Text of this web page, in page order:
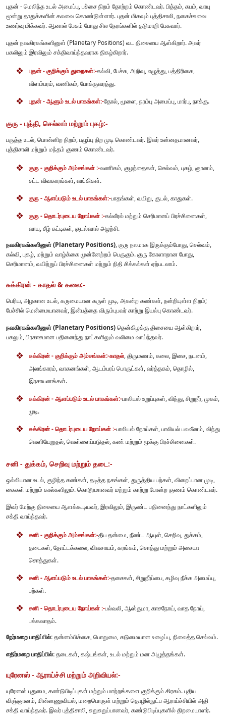
புதன் - மெலிந்த உடல் அமைப்பு, பச்சை நிறம் தோற்றம் கொண்டவர். பித்தம், கபம், வாயு
மூன்று தாதுக்களின் கலவை கொண்டுள்ளார். புதன் மிகவும் புத்திசாலி, நகைச்சுவை
உணர்வு மிக்கவர். ஆனால் பேசும் போது சில நேரங்களில் தடுமாறி பேசுவார்.
புதன் நவகிரகங்களினுள் (Planetary Positions) வட திசையை ஆள்கிறார். அவர்
பகலிலும் இரவிலும் சக்திவாய்ந்தவராக திகழ்கிறார்.
புதன் - குறிக்கும் துறைகள்:-கல்வி, பேச்சு, அறிவு, எழுத்து, பத்திரிகை,
விளம்பரம், வணிகம், போக்குவரத்து.
புதன் - ஆளும் உடல் பாகங்கள்:-தோல், மூளை, நரம்பு அமைப்பு, மார்பு, நாக்கு.
குரு - புத்தி, செல்வம் மற்றும் புகழ்:-
பருத்த உடல், பொன்னிற நிறம், பழுப்பு நிற முடி கொண்டவர். இவர் உன்னதமானவர்,
புத்திசாலி மற்றும் மந்தம் குணம் கொண்டவர்.
குரு - குறிக்கும் அம்சங்கள் :-வணிகம், குழந்தைகள், செல்வம், புகழ், ஞானம்,
சட்ட விவகாரங்கள், வங்கிகள்.
குரு - ஆளப்படும் உடல் பாகங்கள்:-பாதங்கள், வயிறு, குடல், காதுகள்.
குரு - தொடர்புடைய நோய்கள் :-கல்லீரல் மற்றும் செரிமானப் பிரச்சினைகள்,
வாயு, சீழ் கட்டிகள், குடல்வால் அழற்சி.
நவகிரகங்களினுள் (Planetary Positions), குரு நலமாக இருக்கும்போது, செல்வம்,
கல்வி, புகழ், மற்றும் வாழ்க்கை முன்னேற்றம் பெருகும். குரு கோளாறான போது,
செரிமானம், வயிற்றுப் பிரச்சினைகள் மற்றும் நிதி சிக்கல்கள் ஏற்படலாம்.
சுக்கிரன் - காதல் & கலை:-
பெரிய, அழகான உடல், கருமையான சுருள் முடி, அகன்ற கண்கள், நன்றியுள்ள நிறம்;
பேச்சில் மென்மையானவர், இன்பத்தை விரும்புபவர் காற்று இயல்பு கொண்டவர்.
நவகிரகங்களினுள் (Planetary Positions)தென்கிழக்கு திசையை ஆள்கிறார்,
பகலும், பிரகாசமான பதினைந்து நாட்களிலும் வலிமை வாய்ந்தவர்.
சுக்கிரன் - குறிக்கும் அம்சங்கள்:-காதல், திருமணம், கலை, இசை, நடனம்,
அலங்காரம், வாகனங்கள், ஆடம்பரப் பொருட்கள், வர்த்தகம், தொழில்,
இரசாயனங்கள்.
சுக்கிரன் - ஆளப்படும் உடல் பாகங்கள்:-பாலியல் உறுப்புகள், விந்து, சிறுநீர், முகம்,
முடி.
சுக்கிரன் - தொடர்புடைய நோய்கள் :-பாலியல் நோய்கள், பாலியல் பலவீனம், விந்து
வெளியேறுதல், வெள்ளைப்படுதல், கண் மற்றும் மூக்கு பிரச்சினைகள்.
சனி - துக்கம், செறிவு மற்றும் தடை:-
ஒல்லியான உடல், குழிந்த கண்கள், தடித்த நகங்கள், துருத்திய பற்கள், விறைப்பான முடி,
கைகள் மற்றும் கால்களிலும். கொடூரமானவர் மற்றும் காற்று போன்ற குணம் கொண்டவர்.
இவர் மேற்கு திசையை ஆளக்கூடியவர், இரவிலும், இருண்ட பதினைந்து நாட்களிலும்
சக்தி வாய்ந்தவர்.
சனி - குறிக்கும் அம்சங்கள்:-தீய தன்மை, நீண்ட ஆயுள், செறிவு, துக்கம்,
தடைகள், தோட்டக்கலை, விவசாயம், சுரங்கம், சொத்து மற்றும் அசையா
சொத்துகள்.
சனி - ஆளப்படும் உடல் பாகங்கள்:-தசைகள், சிறுநீர்ப்பை, கழிவு நீக்க அமைப்பு,
பற்கள்.
சனி - தொடர்புடைய நோய்கள் :-பல்வலி, ஆஸ்துமா, காசநோய், வாத நோய்,
பக்கவாதம்.
நேர்மறை பாதிப்பில்:தன்னம்பிக்கை, பொறுமை, கடுமையான உழைப்பு, நிலைத்த செல்வம்.
எதிர்மறை பாதிப்பில்:தடைகள், கஷ்டங்கள், உடல் மற்றும் மன அழுத்தங்கள்.
யுரேனஸ் - ஆராய்ச்சி மற்றும் அறிவியல்:-
யுரேனஸ் புதுமை, கண்டுபிடிப்புகள் மற்றும் மாற்றங்களை குறிக்கும் கிரகம். புதிய
விஞ்ஞானம், மின்னணுவியல், மறைபொருள் மற்றும் தொழில்நுட்ப ஆராய்ச்சியில் அதி
சக்தி வாய்ந்தவர். இவர் புத்திசாலி, சுறுசுறுப்பானவர், கண்டுபிடிப்புகளில் திறமையாளர்.